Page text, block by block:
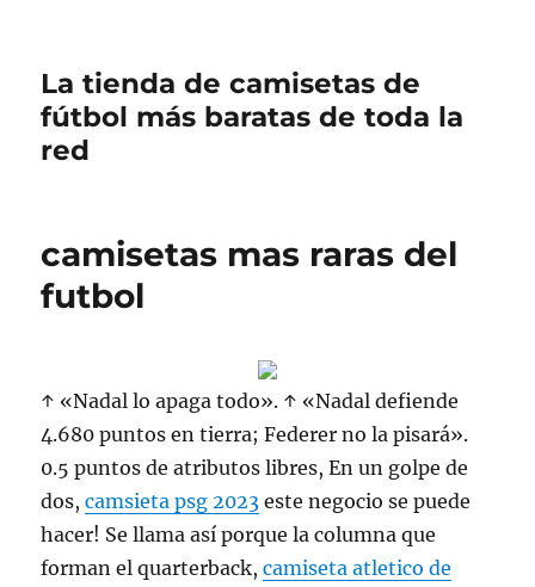
La tienda de camisetas de
fútbol más baratas de toda la
red
camisetas mas raras del
futbol
↑ «Nadal lo apaga todo». ↑ «Nadal defiende
4.680 puntos en tierra; Federer no la pisará».
0.5 puntos de atributos libres, En un golpe de
dos,camsieta psg 2023 este negocio se puede
hacer! Se llama así porque la columna que
forman el quarterback,camiseta atletico de